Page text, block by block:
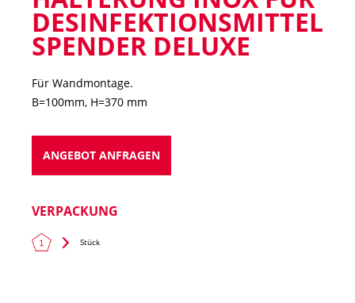
DESINFEKTIONSMITTEL
SPENDER DELUXE
Für Wandmontage.
B=100mm, H=370 mm
ANGEBOT ANFRAGEN
VERPACKUNG
Stück